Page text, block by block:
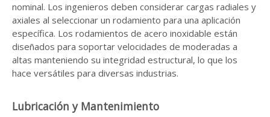
nominal. Los ingenieros deben considerar cargas radiales y
axiales al seleccionar un rodamiento para una aplicación
específica. Los rodamientos de acero inoxidable están
diseñados para soportar velocidades de moderadas a
altas manteniendo su integridad estructural, lo que los
hace versátiles para diversas industrias.
Lubricación y Mantenimiento